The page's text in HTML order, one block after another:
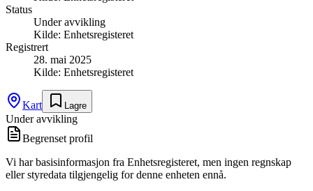
Status
Under avvikling
Kilde: Enhetsregisteret
Registrert
28. mai 2025
Kilde: Enhetsregisteret
Kart Lagre
Under avvikling
Begrenset profil
Vi har basisinformasjon fra Enhetsregisteret, men ingen regnskap
eller styredata tilgjengelig for denne enheten ennå.